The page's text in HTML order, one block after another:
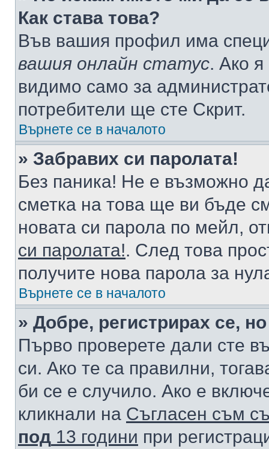
Как става това?
Във вашия профил има
вашия онлайн статус. Ако
видимо само за
потребители ще сте Скрит.
Върнете се в началото
» Забравих си паролата!
Без паника! Не е възможно
сметка на това ще ви бъде
новата си парола по мейл,
си паролата!. След това
получите нова парола за
Върнете се в началото
» Добре, регистрирах се,
Първо проверете дали сте
си. Ако те са правилни,
би се е случило. Ако е
кликнали на Съгласен съм
под 13 години при